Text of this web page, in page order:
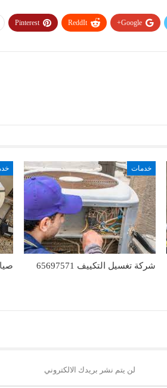
Google+
ReddIt
Pinterest
خدمات
شركة تغسيل التكييف 65697571
لن يتم نشر بريدك الالكتروني